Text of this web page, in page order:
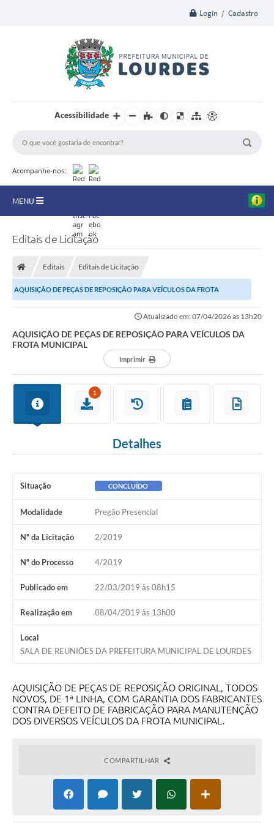
Login / Cadastro
Acessibilidade
Acompanhe-nos:
MENU
Editais
Telefones Úteis
Turismo
Acesso a Informação
Contato
REQUERIMENTO DE RESTITUIÇÃO DA TAXA DE INSCRIÇÃO
QUESTIONÁRIO PPA 2026/2029, LDO 2026 e LOA 2026
Ouvidoria
Holerite online
A Prefeitura
Meio Ambiente
PPA
SIAFIC
Transparência
Cadastro usuários de transporte para Trabalho
Arquivos para Download
Diário Oficial
Editais de Licitação
Editais Editais de Licitação
AQUISIÇÃO DE PEÇAS DE REPOSIÇÃO PARA VEÍCULOS DA FROTA
Atualizado em: 07/04/2026 às 13h20
AQUISIÇÃO DE PEÇAS DE REPOSIÇÃO PARA VEÍCULOS DA
FROTA MUNICIPAL
Imprimir
1
Detalhes
Situação CONCLUÍDO
Modalidade Pregão Presencial
Nº da Licitação 2/2019
Nº do Processo 4/2019
Publicado em 22/03/2019 às 08h15
Realização em 08/04/2019 às 13h00
Local
SALA DE REUNIÕES DA PREFEITURA MUNICIPAL DE LOURDES
AQUISIÇÃO DE PEÇAS DE REPOSIÇÃO ORIGINAL, TODOS
NOVOS, DE 1ª LINHA, COM GARANTIA DOS FABRICANTES
CONTRA DEFEITO DE FABRICAÇÃO PARA MANUTENÇÃO
DOS DIVERSOS VEÍCULOS DA FROTA MUNICIPAL.
COMPARTILHAR